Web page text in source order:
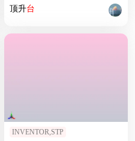
顶升台
INVENTOR,STP